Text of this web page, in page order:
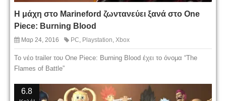
Η μάχη στο Marineford ζωντανεύει ξανά στο One
Piece: Burning Blood
Μαρ 24, 2016 PC Playstation Xbox
Το νέο trailer του One Piece: Burning Blood έχει το όνομα “The
Flames of Battle”
6.8